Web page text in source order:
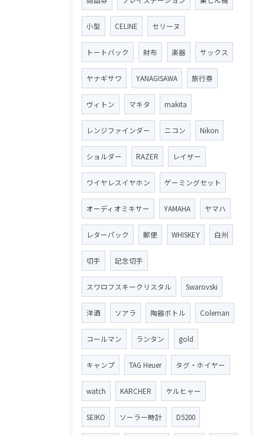
小型 CELINE セリーヌ
トートバック 財布 楽器 サックス
ヤナギサワ YANAGISAWA 旅行券
ヴィトン マキタ makita
レンジファインダー ニコン Nikon
ショルダー RAZER レイザー
ワイヤレスイヤホン ゲーミングセット
オーディオミキサー YAMAHA ヤマハ
レターパック 郵便 WHISKEY 白州
切手 記念切手
スワロフスキークリスタル Swarovski
洋酒 ソアラ 陶器ボトル Coleman
コールマン ランタン gold
キャンプ TAG Heuer タグ・ホイヤー
watch KARCHER ケルヒャー
SEIKO ソーラー時計 D5200